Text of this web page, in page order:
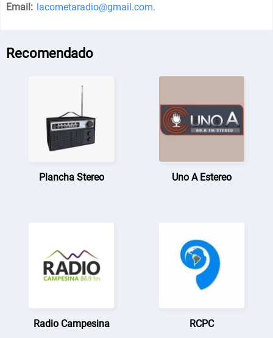
Email: lacometaradio@gmail.com.
Recomendado
Plancha Stereo Uno A Estereo
Radio Campesina RCPC